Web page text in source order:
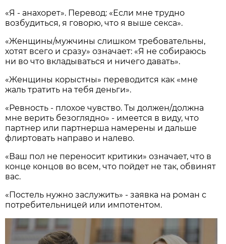
«Я - анахорет». Перевод: «Если мне трудно
возбудиться, я говорю, что я выше секса».
«Женщины/мужчины слишком требовательны,
хотят всего и сразу» означает: «Я не собираюсь
ни во что вкладываться и ничего давать».
«Женщины корыстны» переводится как «мне
жаль тратить на тебя деньги».
«Ревность - плохое чувство. Ты должен/должна
мне верить безоглядно» - имеется в виду, что
партнер или партнерша намерены и дальше
флиртовать направо и налево.
«Ваш пол не переносит критики» означает, что в
конце концов во всем, что пойдет не так, обвинят
вас.
«Постель нужно заслужить» - заявка на роман с
потребительницей или импотентом.